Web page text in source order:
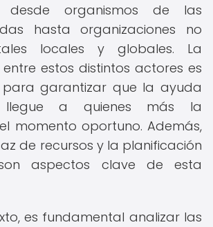
desde organismos de las
hasta organizaciones no
locales y globales. La
estos distintos actores es
garantizar que la ayuda
llegue a quienes más la
momento oportuno. Además,
de recursos y la planificación
aspectos clave de esta
es fundamental analizar las